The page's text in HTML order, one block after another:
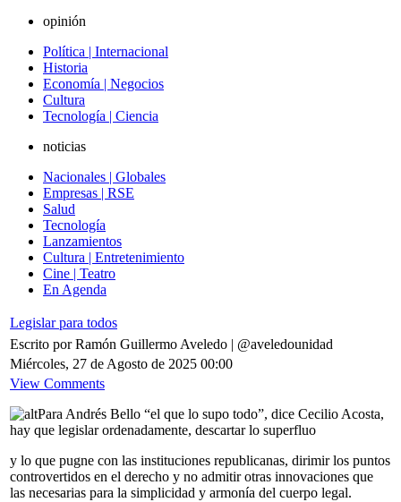
opinión
Política | Internacional
Historia
Economía | Negocios
Cultura
Tecnología | Ciencia
noticias
Nacionales | Globales
Empresas | RSE
Salud
Tecnología
Lanzamientos
Cultura | Entretenimiento
Cine | Teatro
En Agenda
Legislar para todos
Escrito por Ramón Guillermo Aveledo | @aveledounidad
Miércoles, 27 de Agosto de 2025 00:00
View Comments
Para Andrés Bello “el que lo supo todo”, dice Cecilio Acosta,
hay que legislar ordenadamente, descartar lo superfluo
y lo que pugne con las instituciones republicanas, dirimir los puntos
controvertidos en el derecho y no admitir otras innovaciones que
las necesarias para la simplicidad y armonía del cuerpo legal.